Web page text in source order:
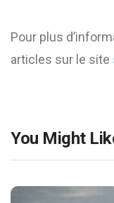
Pour plus
articles sur le site
You Might